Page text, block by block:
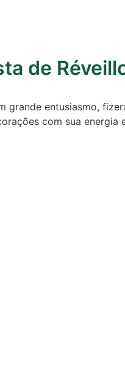
de
grande entusiasmo,
com sua energia